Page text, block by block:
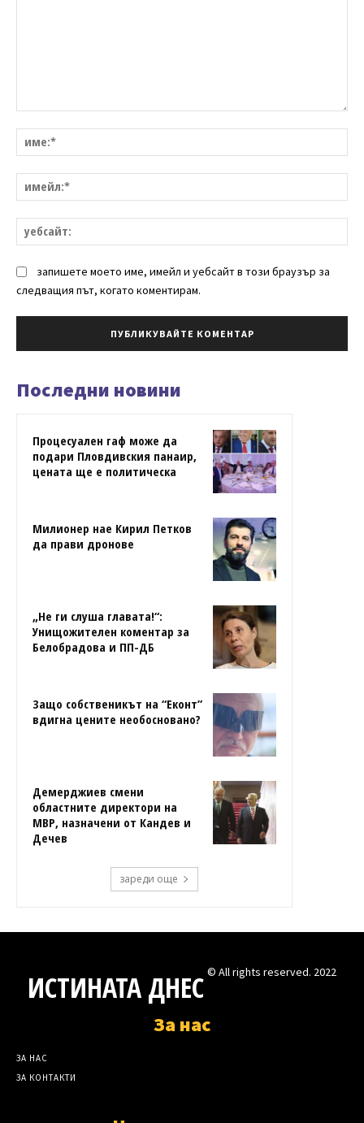
запишете моето име, имейл и уебсайт в този браузър за
следващия път, когато коментирам.
Последни новини
Процесуален гаф може да
подари Пловдивския панаир,
цената ще е политическа
Милионер нае Кирил Петков
да прави дронове
„Не ги слуша главата!“:
Унищожителен коментар за
Белобрадова и ПП-ДБ
Защо собственикът на “Еконт”
вдигна цените необосновано?
Демерджиев смени
областните директори на
МВР, назначени от Кандев и
Дечев
зареди още
ИСТИНАТА ДНЕС © All rights reserved. 2022
За нас
ЗА НАС
ЗА КОНТАКТИ